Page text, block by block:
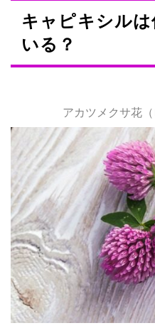
キャピキシル
いる？
アカツメクサ花（